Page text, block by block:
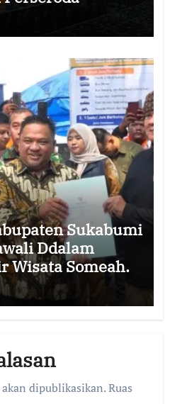
Sukabumi
Ddalam
Wisata Someah.
dipublikasikan.Ruas